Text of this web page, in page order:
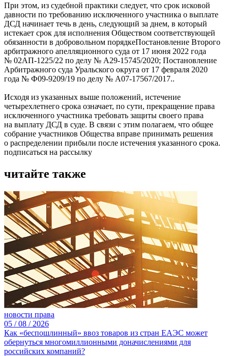
При этом, из судебной практики следует, что срок исковой
давности по требованию исключенного участника о выплате
ДСД начинает течь в день, следующий за днем, в который
истекает срок для исполнения Обществом соответствующей
обязанности в добровольном порядкеПостановление Второго
арбитражного апелляционного суда от 17 июня 2022 года
№ 02АП-1225/22 по делу № А29-15745/2020; Постановление
Арбитражного суда Уральского округа от 17 февраля 2020
года № Ф09-9209/19 по делу № А07-17567/2017..
Исходя из указанных выше положений, истечение
четырехлетнего срока означает, по сути, прекращение права
исключенного участника требовать защиты своего права
на выплату ДСД в суде. В связи с этим полагаем, что общее
собрание участников Общества вправе принимать решения
о распределении прибыли после истечения указанного срока.
подписаться на рассылку
читайте также
новости права
05 /08 / 2026
Как «беспошлинный» ввоз товаров из стран ЕАЭС может
обернуться многомиллионными доначислениями для
российских компаний?